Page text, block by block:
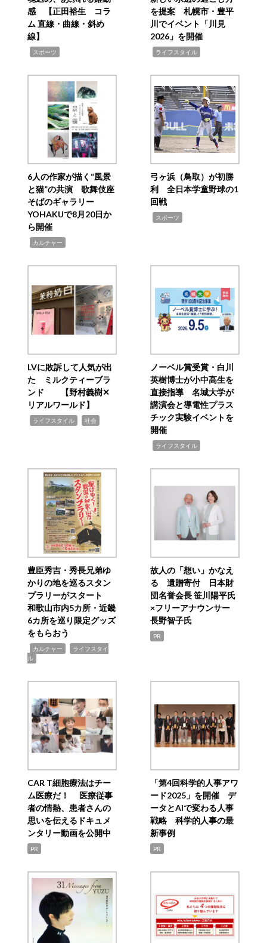
感 【正田裕生 コラ
ム 直線・曲線・斜め
線】
スポーツ
を提案 札幌市・豊平
川でイベント「川見
2026」を開催
ライフスタイル
6人の作家が描く“風景
と猫”の共演 歌舞伎座
そばのギャラリー
YOHAKUで8月20日か
ら開催
カルチャー
弓ヶ浜（鳥取）が初勝
利 全日本学童野球の1
回戦
スポーツ
LVに敗訴して人気が出
た ミルクティーブラ
ンド 【野村義樹✕
リアルワールド】
ライフスタイル 社会
ノーベル賞受賞・白川
英樹博士が小中高生を
直接指導 名城大学が
講演会と導電性プラス
チック実験イベントを
開催
ライフスタイル
豊臣秀吉・秀長兄弟ゆ
かりの地を巡るスタン
プラリーがスタート
和歌山市内5カ所・近畿
6カ所を巡り限定グッズ
をもらおう
カルチャー
ライフスタイ
ル
故人の「想い」かなえ
る 遺贈寄付 日本財
団名誉会長 笹川陽平氏
×フリーアナウンサー
長野智子氏
PR
CAR T細胞療法はチー
ム医療だ！ 医療従事
者の情熱、患者さんの
思いを伝えるドキュメ
ンタリー動画を公開中
PR
「第4回科学的人事アワ
ード2025」を開催 デ
ータとAIで変わる人事
戦略 科学的人事の最
新事例
PR